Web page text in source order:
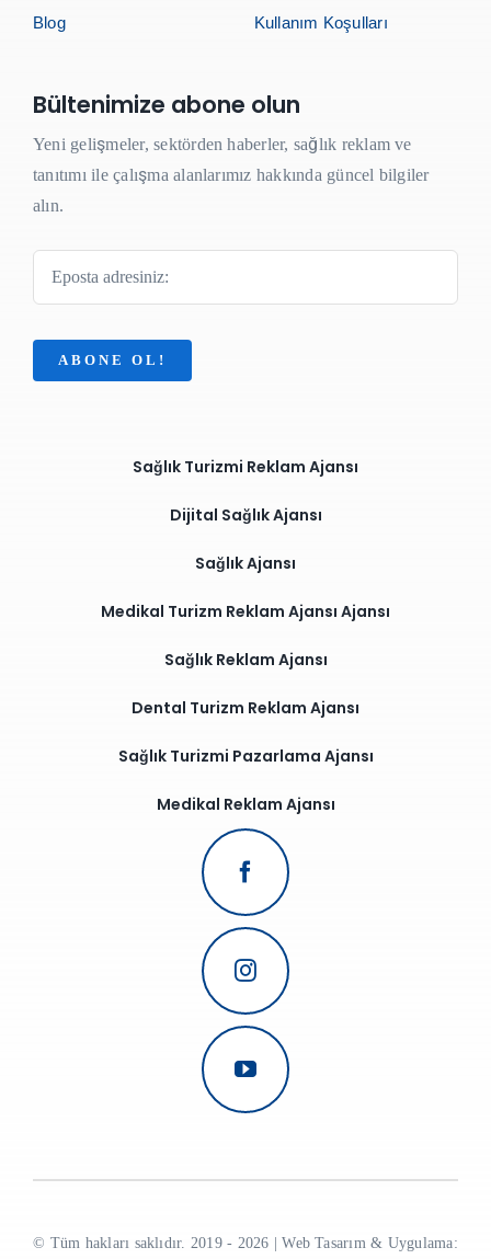
Blog Kullanım Koşulları
Bültenimize abone olun
Yeni gelişmeler, sektörden haberler, sağlık reklam ve
tanıtımı ile çalışma alanlarımız hakkında güncel bilgiler
alın.
ABONE OL!
Sağlık Turizmi Reklam Ajansı
Dijital Sağlık Ajansı
Sağlık Ajansı
Medikal Turizm Reklam Ajansı Ajansı
Sağlık Reklam Ajansı
Dental Turizm Reklam Ajansı
Sağlık Turizmi Pazarlama Ajansı
Medikal Reklam Ajansı
© Tüm hakları saklıdır. 2019 - 2026 | Web Tasarım & Uygulama: